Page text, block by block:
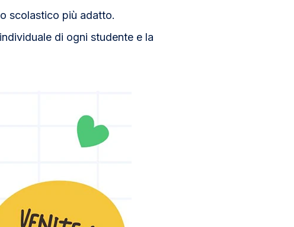
scolastico più adatto.
di ogni studente e la